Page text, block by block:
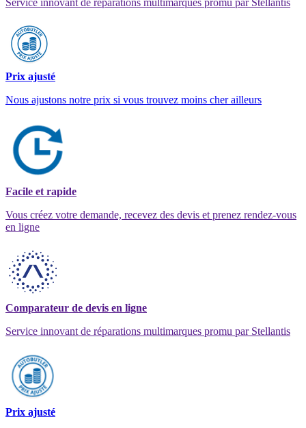
Prix ajusté
Nous ajustons notre prix si vous trouvez moins cher ailleurs
Facile et rapide
Vous créez votre demande, recevez des devis et prenez rendez-vous
en ligne
Comparateur de devis en ligne
Service innovant de réparations multimarques promu par Stellantis
Prix ajusté